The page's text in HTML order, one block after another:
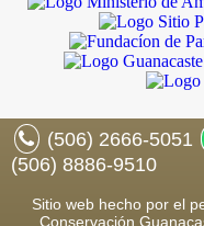
(506) 2666-5051
(506) 8886-9510
Sitio web hecho por el
Conservación